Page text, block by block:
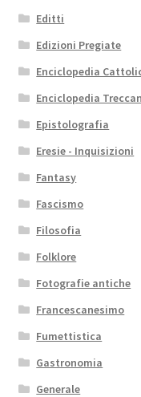
Editti
Edizioni Pregiate
Enciclopedia
Enciclopedia
Epistolografia
Eresie - Inquisizioni
Fantasy
Fascismo
Filosofia
Folklore
Fotografie antiche
Francescanesimo
Fumettistica
Gastronomia
Generale